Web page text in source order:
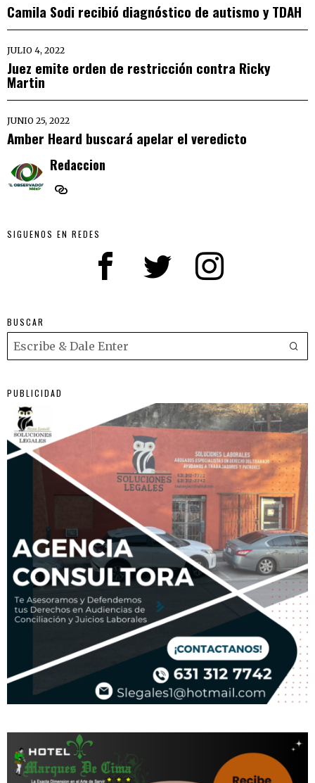
Camila Sodi recibió diagnóstico de autismo y TDAH
JULIO 4, 2022
Juez emite orden de restricción contra Ricky
Martin
JUNIO 25, 2022
Amber Heard buscará apelar el veredicto
Redaccion
SIGUENOS EN REDES
BUSCAR
PUBLICIDAD